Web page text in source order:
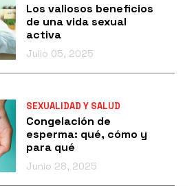
Los valiosos beneficios
de una vida sexual
activa
Julio 05, 2025
SEXUALIDAD Y SALUD
Congelación de
esperma: qué, cómo y
para qué
Junio 28, 2025